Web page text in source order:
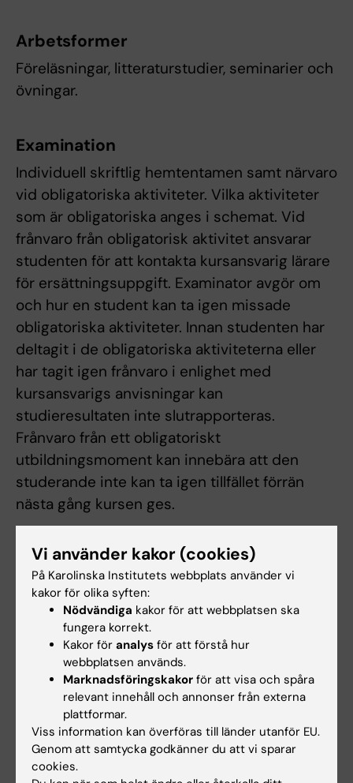
Arbetsformer
Föreläsningar, litteraturstudier, seminarier och
övningar.
Examination
Individuell skriftlig hemtentamen samt närvaro
vid obligatoriska aktiviteter. Vilka aktiviteter
som är obligatoriska anges i schemat. Vid
frånvaro från obligatorisk aktivitet ansvarar
studenten för att kontakta kursansvarig lärare
för ersättningsuppgift. Examinator avgör om
och hur en student kan ta igen missade
obligatoriska aktiviteter. Innan studenten har
deltagit i de obligatoriska aktiviteterna eller
har tagit igen frånvaro i enlighet med
kursansvarigs anvisningar kan
studieresultaten inte slutrapporteras.
Frånvaro från ett obligatoriskt
utbildningsmoment kan innebära att den
studerande inte kan ta igen tillfället förrän
nästa gång kursen ges.
förutom godkänt sakinnehåll att texten har en
tydlig disposition och är formulerad enligt
normer för svensk sakprosa och
språkriktighet såsom behärskning av stavning,
böjning, ords och konstruktioners stilvärde,
skiljetecken och meningsbyggnad. Vid
underkänt resultat på skriftlig hemtentamen
har studenten rätt till ytterligare fem
tentamenstillfällen varav det första som regel
mellan två och sex veckor efter att resultatet
Vi använder kakor (cookies)
På Karolinska Institutets webbplats använder vi
kakor för olika syften:
Nödvändiga kakor för att webbplatsen ska
fungera korrekt.
Kakor för analys för att förstå hur
webbplatsen används.
Marknadsföringskakor för att visa och spåra
relevant innehåll och annonser från externa
plattformar.
Viss information kan överföras till länder utanför EU.
Genom att samtycka godkänner du att vi sparar
cookies.